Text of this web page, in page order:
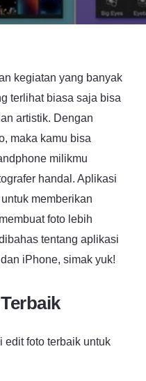
kegiatan yang banyak
terlihat biasa saja bisa
artistik. Dengan
maka kamu bisa
milikmu
handal. Aplikasi
memberikan
foto lebih
tentang aplikasi
iPhone, simak yuk!
edit foto terbaik untuk